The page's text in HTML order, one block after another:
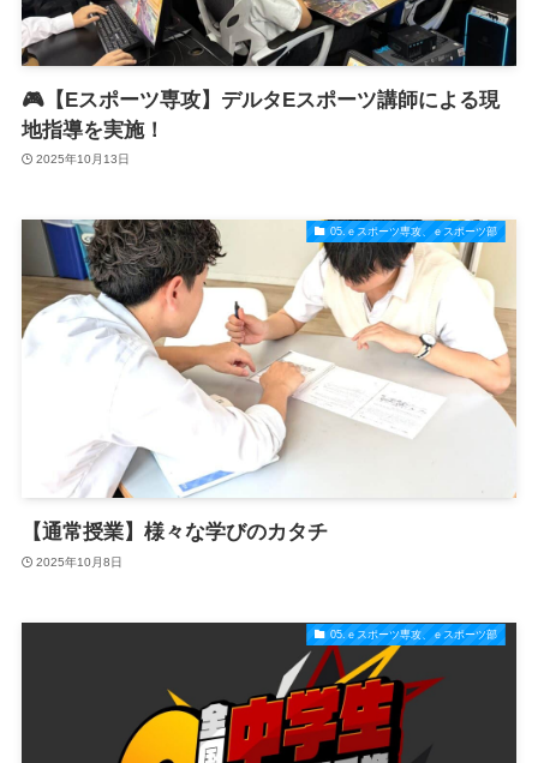
🎮【Eスポーツ専攻】デルタEスポーツ講師による現
地指導を実施！
2025年10月13日
05.ｅスポーツ専攻、ｅスポーツ部
【通常授業】様々な学びのカタチ
2025年10月8日
05.ｅスポーツ専攻、ｅスポーツ部